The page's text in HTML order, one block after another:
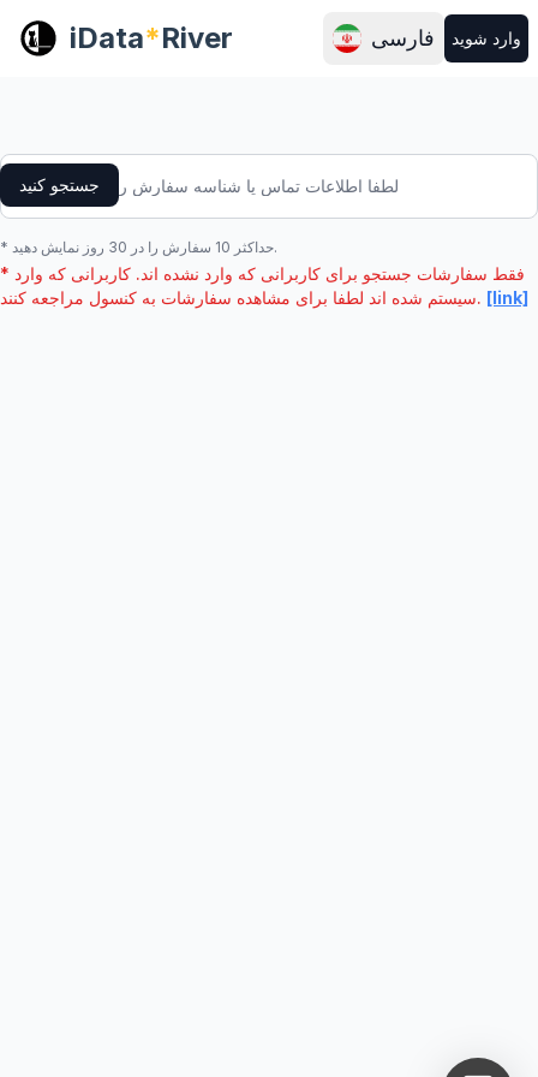
iData*River فارسی وارد شوید
جستجو کنید
* حداکثر 10 سفارش را در 30 روز نمایش دهید.
* فقط سفارشات جستجو برای کاربرانی که وارد نشده اند. کاربرانی که وارد
سیستم شده اند لطفا برای مشاهده سفارشات به کنسول مراجعه کنند. [link]